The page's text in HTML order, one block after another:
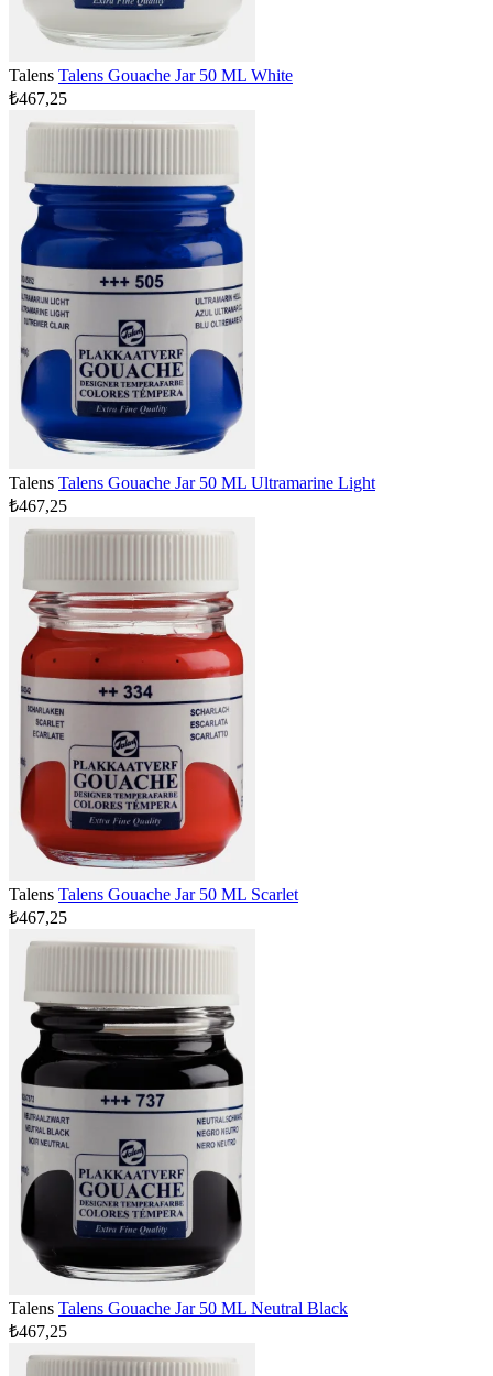
Talens Talens Gouache Jar 50 ML White
₺467,25
Talens Talens Gouache Jar 50 ML Ultramarine Light
₺467,25
Talens Talens Gouache Jar 50 ML Scarlet
₺467,25
Talens Talens Gouache Jar 50 ML Neutral Black
₺467,25